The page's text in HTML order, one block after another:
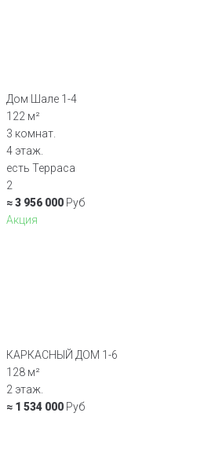
Дом Шале 1-4
122 м²
3 комнат.
4 этаж.
есть Терраса
2
≈ 3 956 000 Руб
Акция
КАРКАСНЫЙ ДОМ 1-6
128 м²
2 этаж.
≈ 1 534 000 Руб